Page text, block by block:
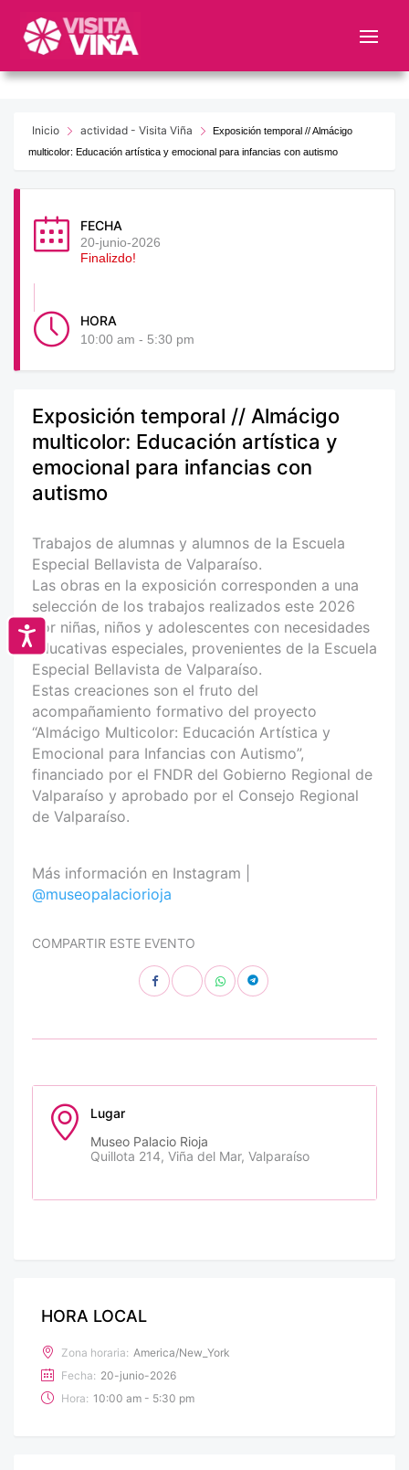
este
web
sistema
Accesibilidad
Inicio actividad - Visita Viña
Exposición temporal // Almácigo
multicolor: Educación artística y emocional para infancias con autismo
FECHA
20-junio-2026
Finalizdo!
HORA
10:00 am - 5:30 pm
Exposición temporal // Almácigo
multicolor: Educación artística y
emocional para infancias con
autismo
Trabajos de alumnas y alumnos de la Escuela
Especial Bellavista de Valparaíso.
Las obras en la exposición corresponden a una
selección de los trabajos realizados este 2026
por niñas, niños y adolescentes con necesidades
educativas especiales, provenientes de la Escuela
Especial Bellavista de Valparaíso.
Estas creaciones son el fruto del
acompañamiento formativo del proyecto
“Almácigo Multicolor: Educación Artística y
Emocional para Infancias con Autismo”,
financiado por el FNDR del Gobierno Regional de
Valparaíso y aprobado por el Consejo Regional
de Valparaíso.
Más información en Instagram |
@museopalaciorioja
COMPARTIR ESTE EVENTO
Lugar
Museo Palacio Rioja
Quillota 214, Viña del Mar, Valparaíso
HORA LOCAL
Zona horaria: America/New_York
Fecha: 20-junio-2026
Hora: 10:00 am - 5:30 pm